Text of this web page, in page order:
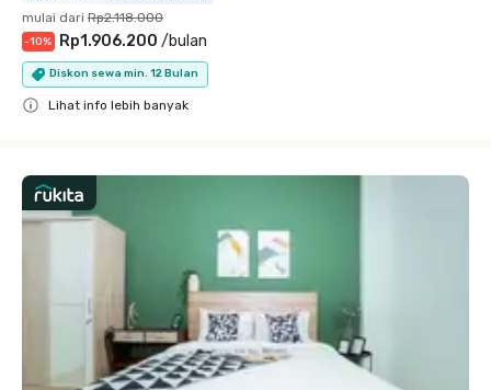
mulai dari Rp2.118.000
-10% Rp1.906.200 /bulan
Diskon sewa min. 12 Bulan
Lihat info lebih banyak